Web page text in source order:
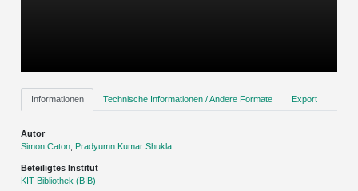
Informationen Technische Informationen / Andere Formate Export
Autor
Simon Caton Pradyumn Kumar Shukla
Beteiligtes Institut
KIT-Bibliothek (BIB)